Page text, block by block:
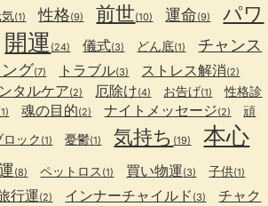
(1) 性格(9) 前世(10) 運命(9)
パワ
開運 (24) 儀式(3) どん底(1) チャンス
グ(7) トラブル(3) ストレス解消(2)
タルケア(2) 厄除け(4) お告げ(1)
性格診
魂の目的(2) ナイトメッセージ(2)
頑
ロック (1) 憂鬱(1) 気持ち (19) 本心
(8) ペットロス (1) 買い物運(3) 子供(1)
行運(2) インナーチャイルド (3)
チャク